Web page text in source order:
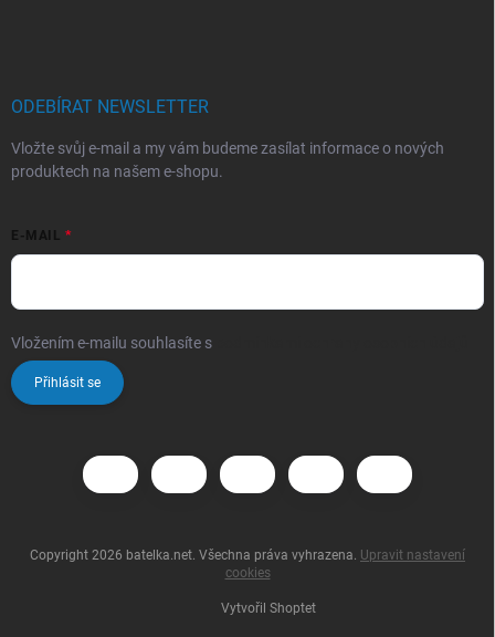
ODEBÍRAT NEWSLETTER
Vložte svůj e-mail a my vám budeme zasílat informace o nových
produktech na našem e-shopu.
E-MAIL
Vložením e-mailu souhlasíte s
Přihlásit se
Vytvořil Shoptet
Copyright 2026 batelka.net. Všechna práva vyhrazena. Upravit nastavení
cookies